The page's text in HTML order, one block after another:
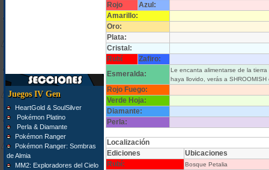
Juegos IV Gen
HeartGold & SoulSilver
Pokémon Platino
Perla & Diamante
Pokémon Ranger
Pokémon Ranger: Sombras
de Almia
MM2: Exploradores del Cielo
Rojo
Azul:
Amarillo:
Oro:
Plata:
Cristal:
Rubí
Zafiro:
Esmeralda:
Le encanta alimentarse de la
haya llovido, verás a
Rojo Fuego:
Verde Hoja:
Diamante:
Perla:
Localización
Ediciones
Ubicaciones
Rubí:
Bosque Petalia